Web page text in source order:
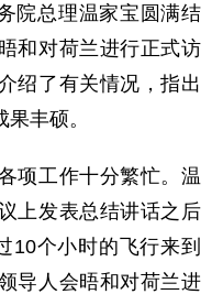
总理温家宝圆满结
和对荷兰进行正式访
绍了有关情况，指出
丰硕。
项工作十分繁忙。温
上发表总结讲话之后
10个小时的飞行来到
导人会晤和对荷兰进